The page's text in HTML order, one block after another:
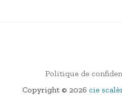
Politique de
Copyright © 2026 cie